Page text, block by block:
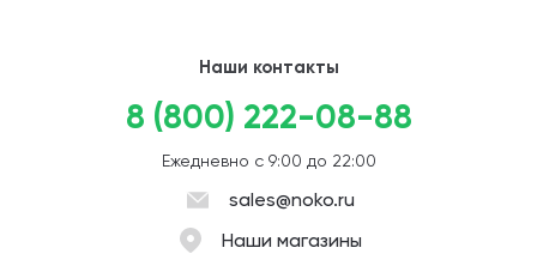
Наши контакты
8 (800) 222-08-88
Ежедневно с 9:00 до 22:00
sales@noko.ru
Наши магазины